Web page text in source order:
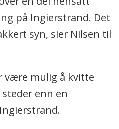
på Ingierstrand. Det
syn, sier Nilsen til
være mulig å kvitte
enn en